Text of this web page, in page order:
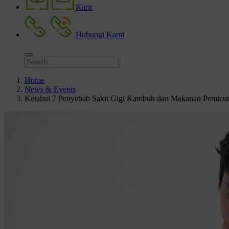
Karir
Hubungi Kami
Home
News & Events
Ketahui 7 Penyebab Sakit Gigi Kambuh dan Makanan